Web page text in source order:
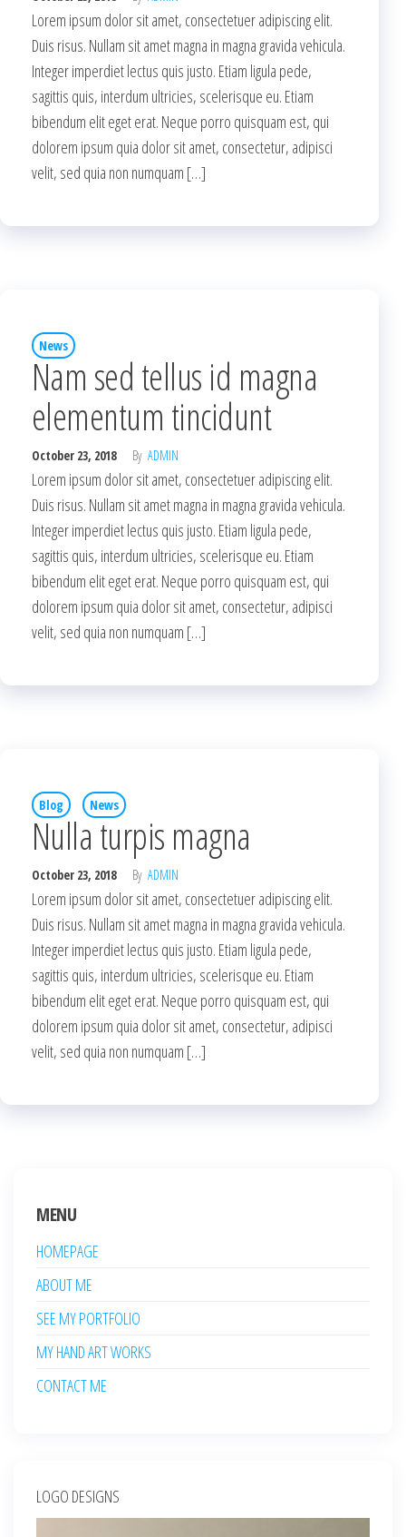
Lorem ipsum dolor sit amet, consectetuer adipiscing elit.
Duis risus. Nullam sit amet magna in magna gravida vehicula.
Integer imperdiet lectus quis justo. Etiam ligula pede,
sagittis quis, interdum ultricies, scelerisque eu. Etiam
bibendum elit eget erat. Neque porro quisquam est, qui
dolorem ipsum quia dolor sit amet, consectetur, adipisci
velit, sed quia non numquam […]
News
Nam sed tellus id magna
elementum tincidunt
October 23, 2018 By ADMIN
Lorem ipsum dolor sit amet, consectetuer adipiscing elit.
Duis risus. Nullam sit amet magna in magna gravida vehicula.
Integer imperdiet lectus quis justo. Etiam ligula pede,
sagittis quis, interdum ultricies, scelerisque eu. Etiam
bibendum elit eget erat. Neque porro quisquam est, qui
dolorem ipsum quia dolor sit amet, consectetur, adipisci
velit, sed quia non numquam […]
Blog News
Nulla turpis magna
October 23, 2018 By ADMIN
Lorem ipsum dolor sit amet, consectetuer adipiscing elit.
Duis risus. Nullam sit amet magna in magna gravida vehicula.
Integer imperdiet lectus quis justo. Etiam ligula pede,
sagittis quis, interdum ultricies, scelerisque eu. Etiam
bibendum elit eget erat. Neque porro quisquam est, qui
dolorem ipsum quia dolor sit amet, consectetur, adipisci
velit, sed quia non numquam […]
MENU
HOMEPAGE
ABOUT ME
SEE MY PORTFOLIO
MY HAND ART WORKS
CONTACT ME
LOGO DESIGNS